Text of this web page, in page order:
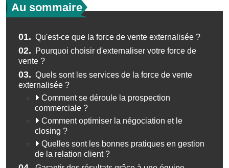
Au sommaire
01. Qu'est-ce que la force de vente externalisée ?
02.
Pourquoi choisir d'externaliser votre force de
vente ?
03. Quels sont les services de la force de vente
externalisée ?
Comment se déroule la prospection
commerciale ?
Comment optimiser la négociation et le
closing ?
Quelles sont les bonnes pratiques en gestion
de la relation client ?